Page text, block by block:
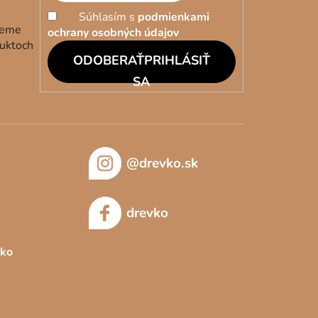
Súhlasím s podmienkami
ochrany osobných údajov
PRIHLÁSIŤ
SA
@drevko.sk
drevko